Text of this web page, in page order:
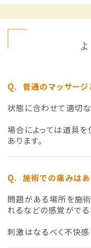
普通のマッサージ
状態に合わせて適切
場合によっては道具
あります。
施術での痛みはあ
問題がある場所を施術
れるなどの感覚がでる
刺激はなるべく不快感